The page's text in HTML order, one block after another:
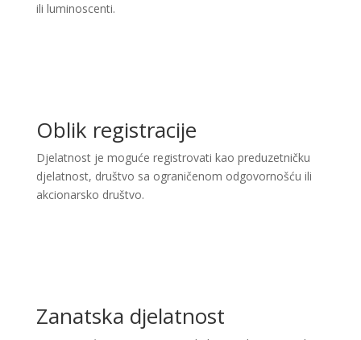
ili luminoscenti. ​
Oblik registracije
Djelatnost je moguće registrovati kao preduzetničku
djelatnost, društvo sa ograničenom odgovornošću ili
akcionarsko društvo.
Zanatska djelatnost